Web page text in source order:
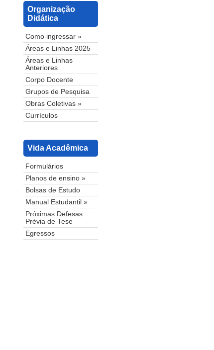
Organização
Didática
Como ingressar »
Áreas e Linhas 2025
Áreas e Linhas
Anteriores
Corpo Docente
Grupos de Pesquisa
Obras Coletivas »
Currículos
Vida Acadêmica
Formulários
Planos de ensino »
Bolsas de Estudo
Manual Estudantil »
Próximas Defesas
Prévia de Tese
Egressos